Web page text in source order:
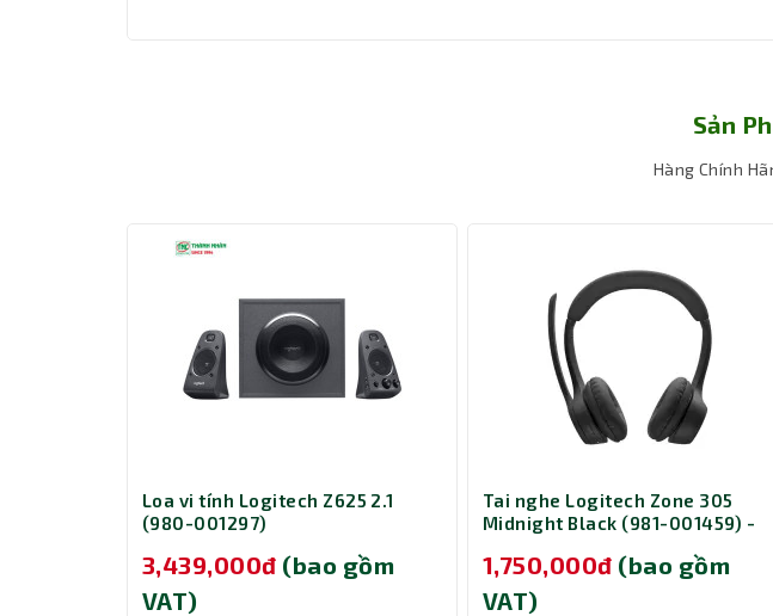
Sản
Hàng Chính
Loa vi tính Logitech Z625 2.1
(980-001297)
3,439,000đ (bao gồm
VAT)
Tai nghe Logitech Zone 305
Midnight Black (981-001459) -
1,750,000đ (bao gồm
VAT)